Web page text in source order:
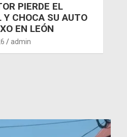
PIERDE EL
Y CHOCA SU AUTO
EN LEÓN
admin